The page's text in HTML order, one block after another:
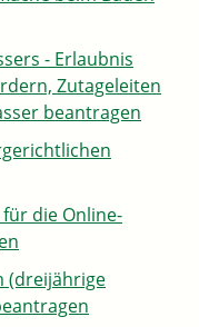
- Erlaubnis
Zutageleiten
beantragen
die Online-
(dreijährige